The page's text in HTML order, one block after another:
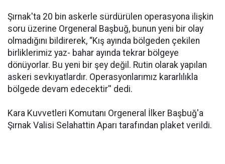
Şırnak'ta 20 bin askerle sürdürülen operasyona ilişkin
soru üzerine Orgeneral Başbuğ, bunun yeni bir olay
olmadığını bildirerek, “Kış ayında bölgeden çekilen
birliklerimiz yaz- bahar ayında tekrar bölgeye
dönüyorlar. Bu yeni bir şey değil. Rutin olarak yapılan
askeri sevkıyatlardır. Operasyonlarımız kararlılıkla
bölgede devam edecektir'' dedi.
Kara Kuvvetleri Komutanı Orgeneral İlker Başbuğ'a
Şırnak Valisi Selahattin Aparı tarafından plaket verildi.